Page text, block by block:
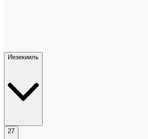
Иезекииль
27